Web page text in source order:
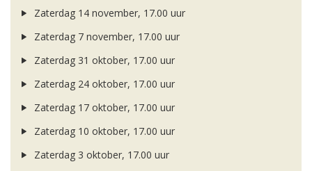
Zaterdag 14 november, 17.00 uur
Zaterdag 7 november, 17.00 uur
Zaterdag 31 oktober, 17.00 uur
Zaterdag 24 oktober, 17.00 uur
Zaterdag 17 oktober, 17.00 uur
Zaterdag 10 oktober, 17.00 uur
Zaterdag 3 oktober, 17.00 uur